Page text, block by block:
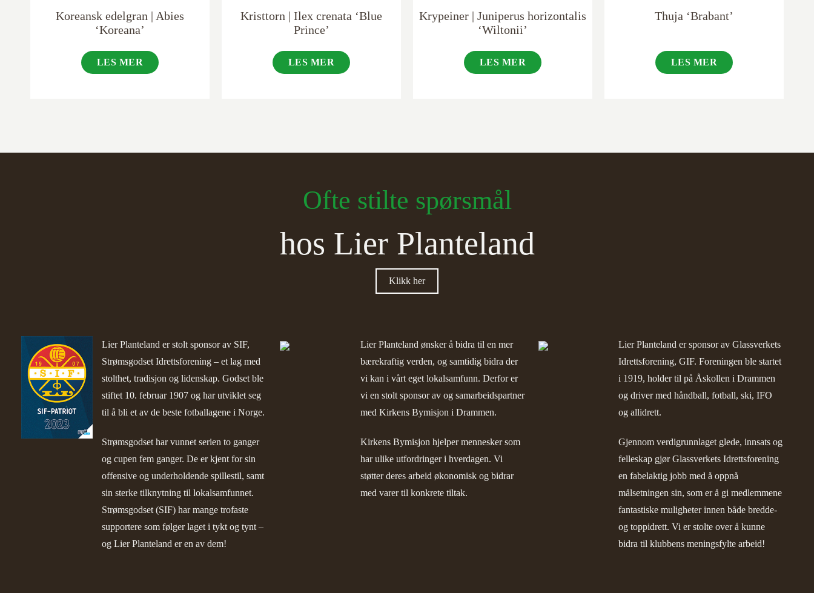
Koreansk edelgran | Abies
‘Koreana’
LES MER
Kristtorn | Ilex crenata ‘Blue
Prince’
LES MER
Krypeiner | Juniperus horizontalis
‘Wiltonii’
LES MER
Thuja ‘Brabant’
LES MER
Ofte stilte spørsmål
hos Lier Planteland
Klikk her
Lier Planteland er stolt sponsor av SIF,
Strømsgodset Idrettsforening – et lag med
stolthet, tradisjon og lidenskap. Godset ble
stiftet 10. februar 1907 og har utviklet seg
til å bli et av de beste fotballagene i Norge.
Strømsgodset har vunnet serien to ganger
og cupen fem ganger. De er kjent for sin
offensive og underholdende spillestil, samt
sin sterke tilknytning til lokalsamfunnet.
Strømsgodset (SIF) har mange trofaste
supportere som følger laget i tykt og tynt –
og Lier Planteland er en av dem!
Lier Planteland ønsker å bidra til en mer
bærekraftig verden, og samtidig bidra der
vi kan i vårt eget lokalsamfunn. Derfor er
vi en stolt sponsor av og samarbeidspartner
med Kirkens Bymisjon i Drammen.
Kirkens Bymisjon hjelper mennesker som
har ulike utfordringer i hverdagen. Vi
støtter deres arbeid økonomisk og bidrar
med varer til konkrete tiltak.
Lier Planteland er sponsor avGlassverkets
Idrettsforening, GIF. Foreningen ble startet
i 1919, holder til på Åskollen i Drammen
og driver med håndball, fotball, ski, IFO
og allidrett.
Gjennom verdigrunnlaget glede, innsats og
felleskap gjør Glassverkets Idrettsforening
en fabelaktig jobb med å oppnå
målsetningen sin, som er å gi medlemmene
fantastiske muligheter innen både bredde-
og toppidrett. Vi er stolte over å kunne
bidra til klubbens meningsfylte arbeid!